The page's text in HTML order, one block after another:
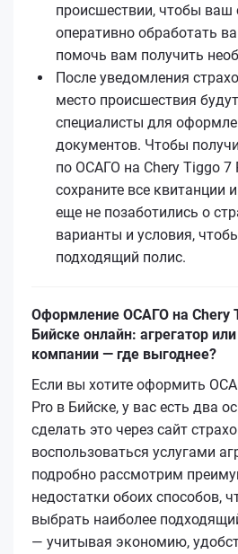
происшествии, чтобы ваш
оперативно обработать
помочь вам получить
После уведомления
место происшествия
специалисты для
документов. Чтобы
по ОСАГО на Chery Tiggo 7
сохраните все квитанции
еще не позаботились о
варианты и условия,
подходящий полис.
Оформление ОСАГО на Chery
Бийске онлайн: агрегатор
компании — где выгоднее?
Если вы хотите оформить
Pro в Бийске, у вас есть два
сделать это через сайт
воспользоваться услугами
подробно рассмотрим
недостатки обоих способов,
выбрать наиболее
— учитывая экономию,